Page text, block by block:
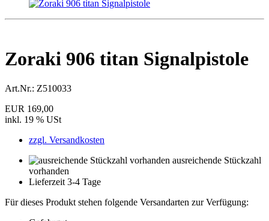
Zoraki 906 titan Signalpistole
Art.Nr.: Z510033
EUR 169,00
inkl. 19 % USt
zzgl. Versandkosten
ausreichende Stückzahl
vorhanden
Lieferzeit 3-4 Tage
Für dieses Produkt stehen folgende Versandarten zur Verfügung: